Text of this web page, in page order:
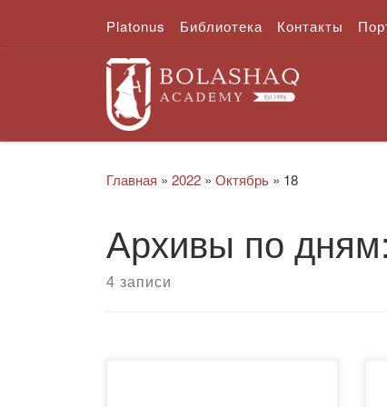
Перейти к содержимому
Platonus Библиотека Контакты
Главная » 2022 » Октябрь » 18
Архивы по дням:
4 записи